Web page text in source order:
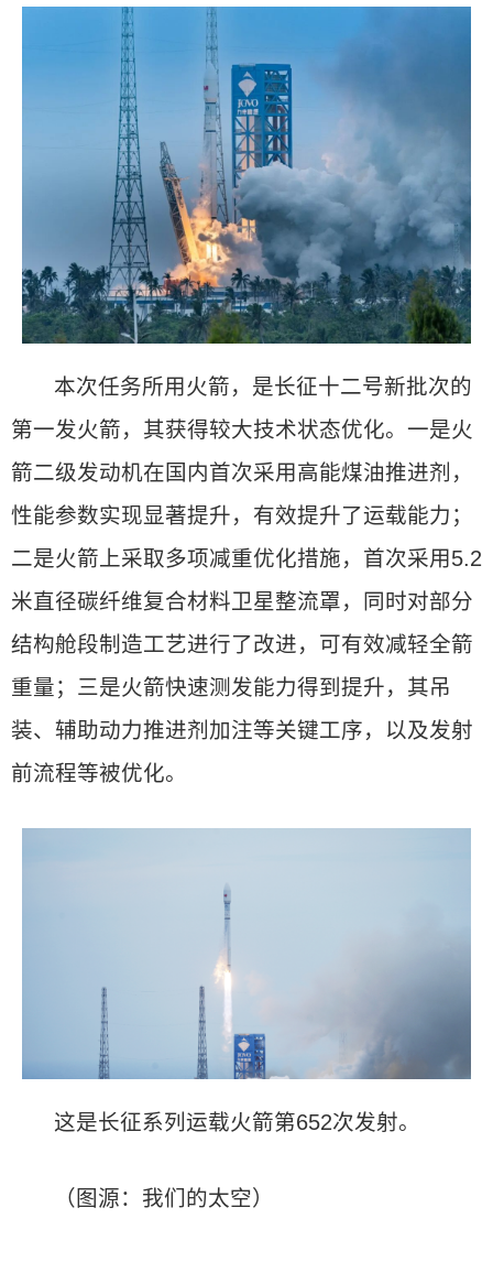
本次任务所用火箭，是长征十二号新批次的
第一发火箭，其获得较大技术状态优化。一是火
箭二级发动机在国内首次采用高能煤油推进剂，
性能参数实现显著提升，有效提升了运载能力；
二是火箭上采取多项减重优化措施，首次采用5.2
米直径碳纤维复合材料卫星整流罩，同时对部分
结构舱段制造工艺进行了改进，可有效减轻全箭
重量；三是火箭快速测发能力得到提升，其吊
装、辅助动力推进剂加注等关键工序，以及发射
前流程等被优化。
这是长征系列运载火箭第652次发射。
（图源：我们的太空）